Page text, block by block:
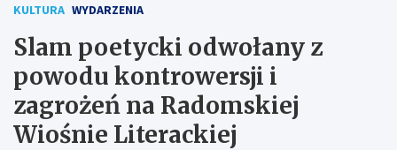
KULTURA WYDARZENIA
Slam poetycki odwołany z
powodu kontrowersji i
zagrożeń na Radomskiej
Wiośnie Literackiej